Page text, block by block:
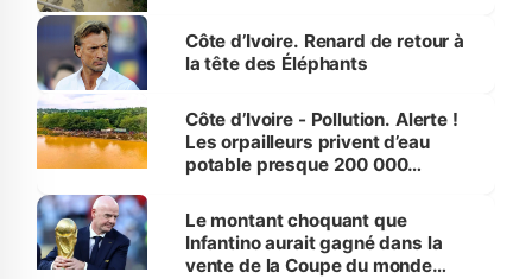
Côte d’Ivoire. Renard de retour à
la tête des Éléphants
Côte d’Ivoire - Pollution. Alerte !
Les orpailleurs privent d’eau
potable presque 200 000
Le montant choquant que
Infantino aurait gagné dans la
vente de la Coupe du monde